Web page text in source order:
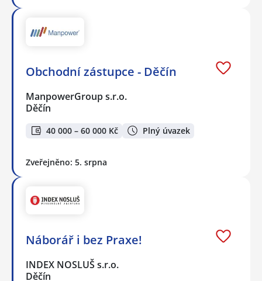
Obchodní zástupce - Děčín
ManpowerGroup s.r.o.
Děčín
40 000 – 60 000 Kč Plný úvazek
Zveřejněno: 5. srpna
Náborář i bez Praxe!
INDEX NOSLUŠ s.r.o.
Děčín